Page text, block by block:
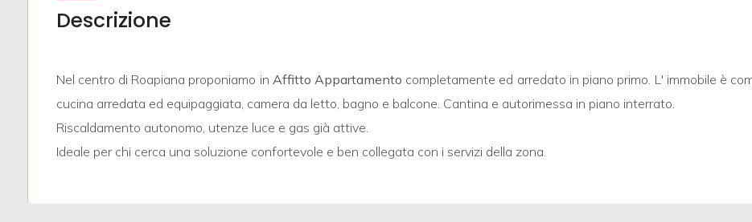
Descrizione
Nel centro di Roapiana proponiamo in Affitto Appartamento completamente ed arredato in piano primo. L' immobile è
cucina arredata ed equipaggiata, camera da letto, bagno e balcone. Cantina e autorimessa in piano interrato.
Riscaldamento autonomo, utenze luce e gas già attive.
Ideale per chi cerca una soluzione confortevole e ben collegata con i servizi della zona.
minimi